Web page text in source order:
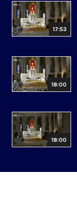
17:53
18:00
18:00